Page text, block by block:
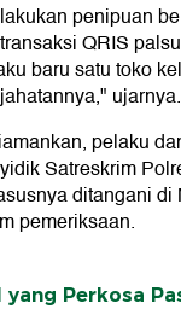
penipuan
QRIS
baru satu toko
ujarnya.
pelaku
Satreskrim
ditangani di
pemeriksaan.
yang Perkosa